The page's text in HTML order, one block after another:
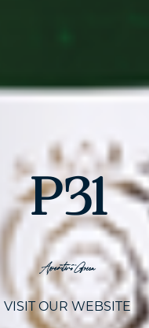
P31
Aperitivo Green
VISIT OUR WEBSITE